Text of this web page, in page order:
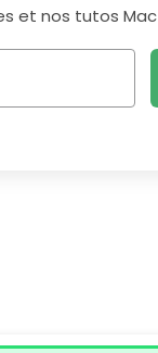
et nos tutos Mac